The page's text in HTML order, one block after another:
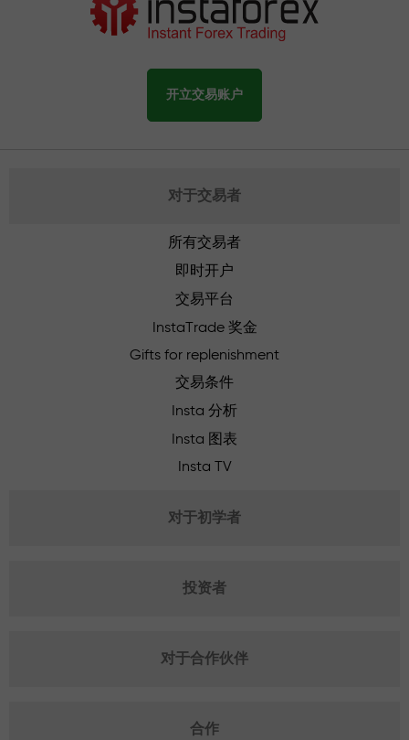
开立交易账户
对于交易者
所有交易者
即时开户
交易平台
InstaTrade 奖金
Gifts for replenishment
交易条件
Insta 分析
Insta 图表
Insta TV
对于初学者
投资者
对于合作伙伴
合作